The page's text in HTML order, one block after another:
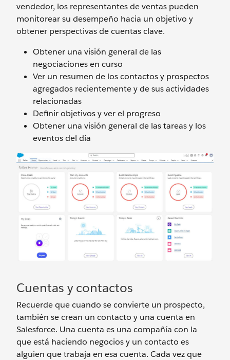
vendedor, los representantes de ventas pueden
monitorear su desempeño hacia un objetivo y
obtener perspectivas de cuentas clave.
Obtener una visión general de las
negociaciones en curso
Ver un resumen de los contactos y prospectos
agregados recientemente y de sus actividades
relacionadas
Definir objetivos y ver el progreso
Obtener una visión general de las tareas y los
eventos del día
Cuentas y contactos
Recuerde que cuando se convierte un prospecto,
también se crean un contacto y una cuenta en
Salesforce. Una cuenta es una compañía con la
que está haciendo negocios y un contacto es
alguien que trabaja en esa cuenta. Cada vez que